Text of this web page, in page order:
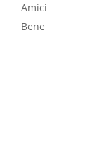
Amici
Bene